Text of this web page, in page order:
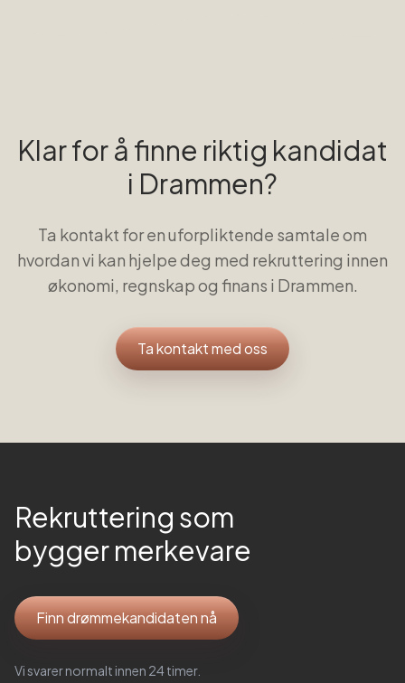
Klar for å finne riktig kandidat
i Drammen?
Ta kontakt for en uforpliktende samtale om
hvordan vi kan hjelpe deg med rekruttering innen
økonomi, regnskap og finans i Drammen.
Ta kontakt med oss
Rekruttering som
bygger merkevare
Finn drømmekandidaten nå
Vi svarer normalt innen 24 timer.